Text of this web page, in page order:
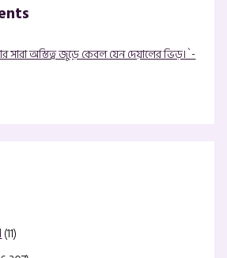
সারা অস্তিত্ব জুড়ে কেবল যেন দেয়ালের ভিড়।`-
(11)